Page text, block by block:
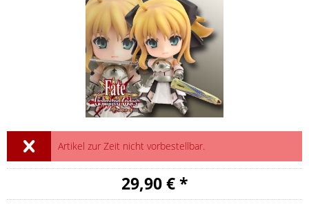
Artikel zur Zeit nicht vorbestellbar.
29,90 € *